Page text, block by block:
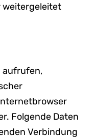
weitergeleitet
aufrufen,
Folgende Daten
Verbindung